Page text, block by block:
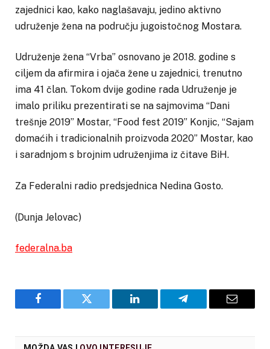
zajednici kao, kako naglašavaju, jedino aktivno
udruženje žena na području jugoistočnog Mostara.
Udruženje žena “Vrba” osnovano je 2018. godine s
ciljem da afirmira i ojača žene u zajednici, trenutno
ima 41 član. Tokom dvije godine rada Udruženje je
imalo priliku prezentirati se na sajmovima “Dani
trešnje 2019” Mostar, “Food fest 2019” Konjic, “Sajam
domaćih i tradicionalnih proizvoda 2020” Mostar, kao
i saradnjom s brojnim udruženjima iz čitave BiH.
Za Federalni radio predsjednica Nedina Gosto.
(Dunja Jelovac)
federalna.ba
Facebook Twitter LinkedIn Telegram Email